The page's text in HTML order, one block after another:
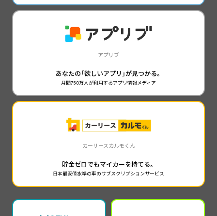
アプリブ
あなたの「欲しいアプリ」が見つかる。
月間750万人が利用するアプリ情報メディア
カーリースカルモくん
貯金ゼロでもマイカーを持てる。
日本最安値水準の車のサブスクリプションサービス